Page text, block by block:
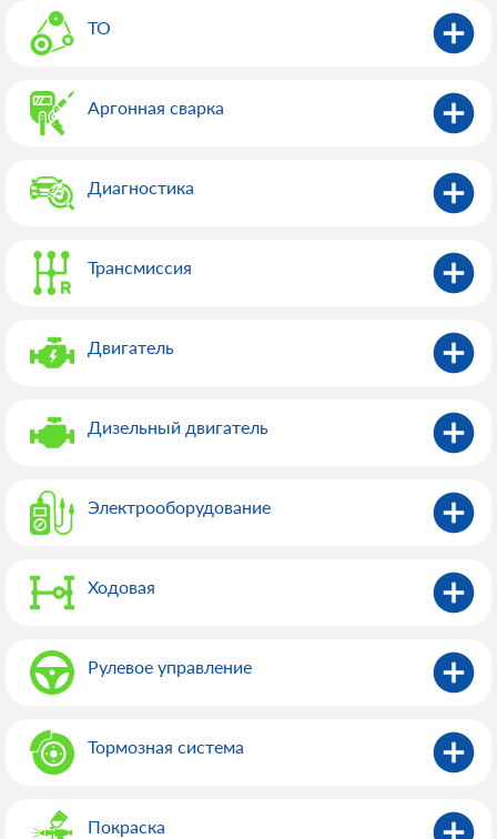
ТО
Аргонная сварка
Диагностика
Трансмиссия
Двигатель
Дизельный двигатель
Электрооборудованиe
Ходовая
Рулевое управление
Тормозная система
Покраска